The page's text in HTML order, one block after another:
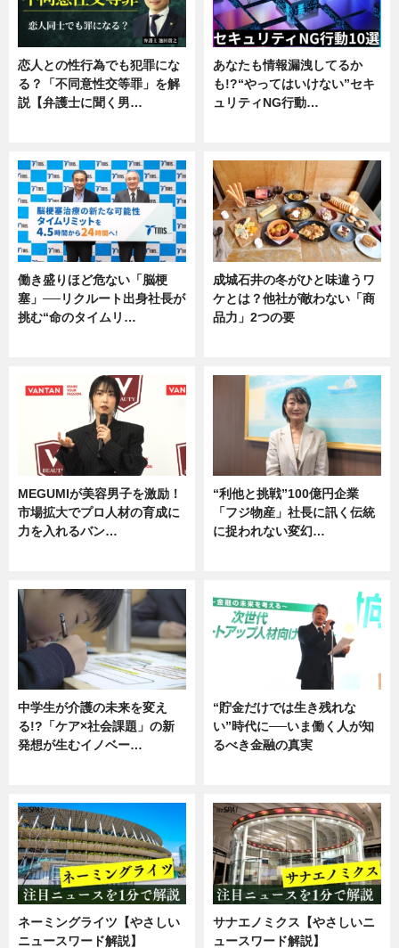
恋人との性行為でも犯罪にな
る？「不同意性交等罪」を解
説【弁護士に聞く男…
あなたも情報漏洩してるか
も!?“やってはいけない”セキ
ュリティNG行動…
働き盛りほど危ない「脳梗
塞」──リクルート出身社長が
挑む“命のタイムリ…
成城石井の冬がひと味違うワ
ケとは？他社が敵わない「商
品力」2つの要
MEGUMIが美容男子を激励！
市場拡大でプロ人材の育成に
力を入れるバン…
“利他と挑戦”100億円企業
「フジ物産」社長に訊く伝統
に捉われない変幻…
中学生が介護の未来を変え
る!?「ケア×社会課題」の新
発想が生むイノベー…
“貯金だけでは生き残れな
い”時代に──いま働く人が知
るべき金融の真実
ネーミングライツ【やさしい
ニュースワード解説】
サナエノミクス【やさしいニ
ュースワード解説】